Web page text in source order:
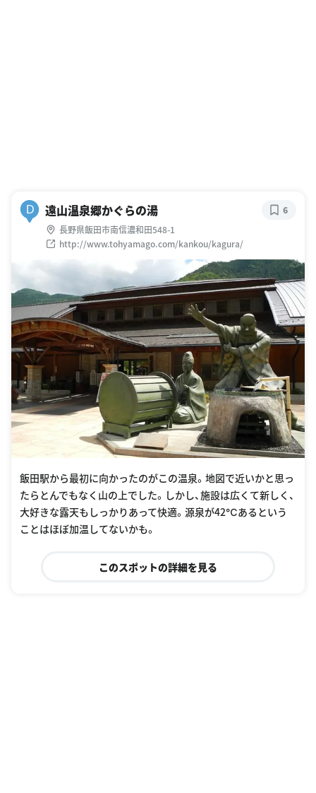
D 遠山温泉郷かぐらの湯
長野県飯田市南信濃和田548-1
http://www.tohyamago.com/kankou/kagura/
6
飯田駅から最初に向かったのがこの温泉。地図で近いかと思っ
たらとんでもなく山の上でした。しかし、施設は広くて新しく、
大好きな露天もしっかりあって快適。源泉が42℃あるという
ことはほぼ加温してないかも。
このスポットの詳細を見る